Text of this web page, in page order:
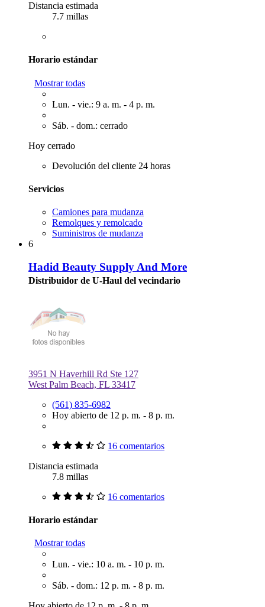
Distancia estimada
7.7 millas
Horario estándar
Mostrar todas
Lun. - vie.: 9 a. m. - 4 p. m.
Sáb. - dom.: cerrado
Hoy cerrado
Devolución del cliente 24 horas
Servicios
Camiones para mudanza
Remolques y remolcado
Suministros de mudanza
6
Hadid Beauty Supply And More
Distribuidor de U-Haul del vecindario
3951 N Haverhill Rd Ste 127
West Palm Beach, FL 33417
(561) 835-6982
Hoy abierto de 12 p. m. - 8 p. m.
16 comentarios
Distancia estimada
7.8 millas
16 comentarios
Horario estándar
Mostrar todas
Lun. - vie.: 10 a. m. - 10 p. m.
Sáb. - dom.: 12 p. m. - 8 p. m.